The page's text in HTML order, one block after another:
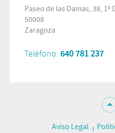
Paseo de las Damas, 38, 1º
50008
Zaragoza
Teléfono: 640 781 237
Aviso Legal